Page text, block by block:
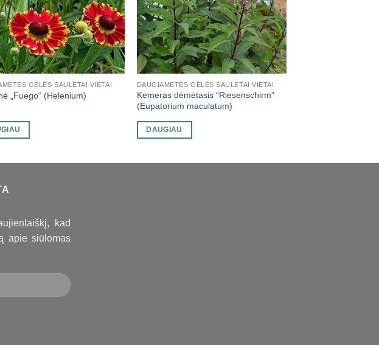
GĖLĖS SAULĖTAI VIETAI
„Fuego“ (Helenium)
DAUGIAMETĖS GĖLĖS SAULĖTAI VIETAI
Kemeras dėmėtasis “Riesenschirm”
(Eupatorium maculatum)
DAUGIAU
kad
apie siūlomas